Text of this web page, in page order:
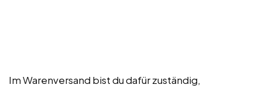
Im Warenversand bist du dafür zuständig,